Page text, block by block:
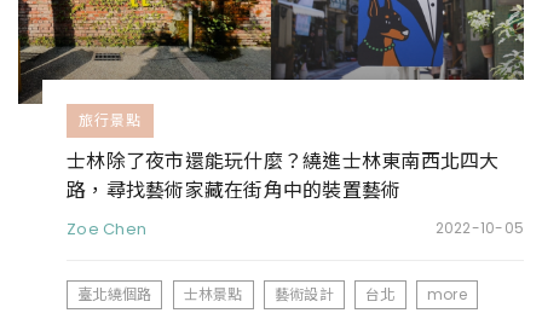
旅行景點
士林除了夜市還能玩什麼？繞進士林東南西北四大
路，尋找藝術家藏在街角中的裝置藝術
Zoe Chen 2022-10-05
臺北繞個路 士林景點 藝術設計 台北 more